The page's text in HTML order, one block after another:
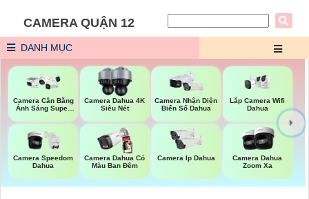
CAMERA QUẬN 12
DANH MỤC
Camera Cân Bằng
Ánh Sáng Super
Camera Dahua 4K
Siêu Nét
Camera Nhận Diện
Biển Số Dahua
Lắp Camera Wifi
Dahua
Camera Speedom
Dahua
Camera Dahua Có
Màu Ban Đêm
Camera Ip Dahua
Camera Dahua
Zoom Xa